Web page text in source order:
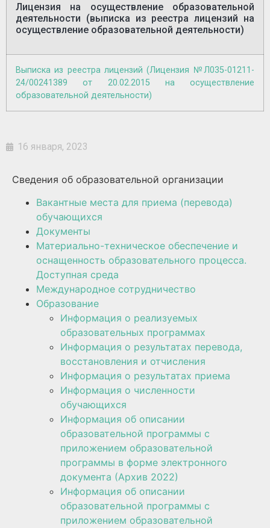
Лицензия на осуществление образовательной
деятельности (выписка из реестра лицензий на
осуществление образовательной деятельности)
Выписка из реестра лицензий (Лицензия №Л035-01211-
24/00241389 от 20.02.2015 на осуществление
образовательной деятельности)
16 января, 2023
Сведения об образовательной организации
Вакантные места для приема (перевода)
обучающихся
Документы
Материально-техническое обеспечение и
оснащенность образовательного процесса.
Доступная среда
Международное сотрудничество
Образование
Информация о реализуемых
образовательных программах
Информация о результатах перевода,
восстановления и отчисления
Информация о результатах приема
Информация о численности
обучающихся
Информация об описании
образовательной программы с
приложением образовательной
программы в форме электронного
документа (Архив 2022)
Информация об описании
образовательной программы с
приложением образовательной